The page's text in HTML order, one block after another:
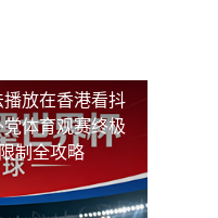
播放在香港看抖
体育观赛终极
制全攻略